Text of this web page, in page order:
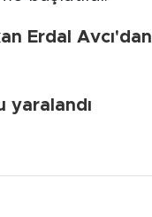
Erdal Avcı'dan
yaralandı